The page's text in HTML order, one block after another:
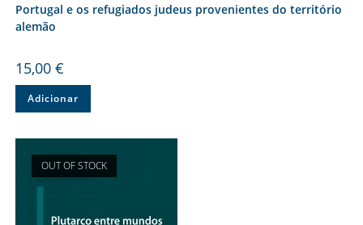
Portugal e os refugiados judeus provenientes do território
alemão
15,00 €
Adicionar
OUT OF STOCK